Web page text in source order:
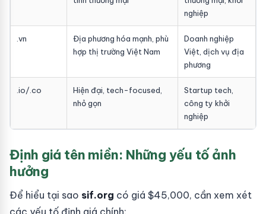
nghiệp
.vn
Địa phương hóa mạnh, phù
hợp thị trường Việt Nam
Doanh nghiệp
Việt, dịch vụ địa
phương
.io/.co
Hiện đại, tech-focused,
nhỏ gọn
Startup tech,
công ty khởi
nghiệp
Định giá tên miền: Những yếu tố ảnh
hưởng
Để hiểu tại sao sif.org có giá $45,000, cần xem xét
các yếu tố định giá chính: